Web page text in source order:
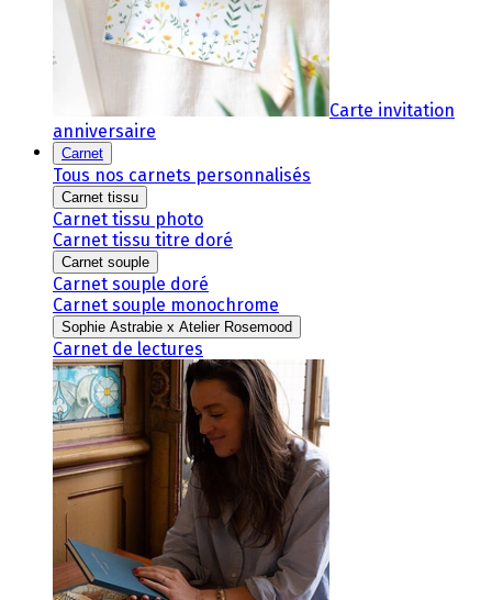
Carte invitation
anniversaire
Carnet
Tous nos carnets personnalisés
Carnet tissu
Carnet tissu photo
Carnet tissu titre doré
Carnet souple
Carnet souple doré
Carnet souple monochrome
Sophie Astrabie x Atelier Rosemood
Carnet de lectures